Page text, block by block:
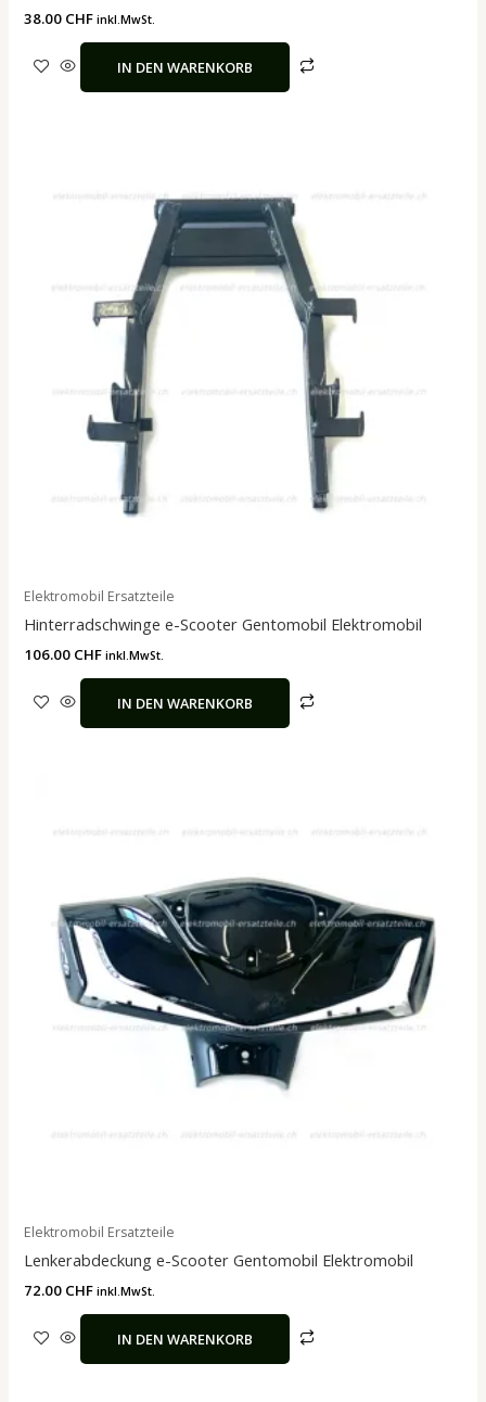
38.00 CHF inkl.MwSt.
IN DEN WARENKORB
Elektromobil Ersatzteile
Hinterradschwinge e-Scooter Gentomobil Elektromobil
106.00 CHF inkl.MwSt.
IN DEN WARENKORB
Elektromobil Ersatzteile
Lenkerabdeckung e-Scooter Gentomobil Elektromobil
72.00 CHF inkl.MwSt.
IN DEN WARENKORB